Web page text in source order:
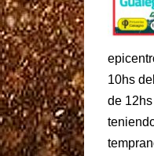
10hs
de